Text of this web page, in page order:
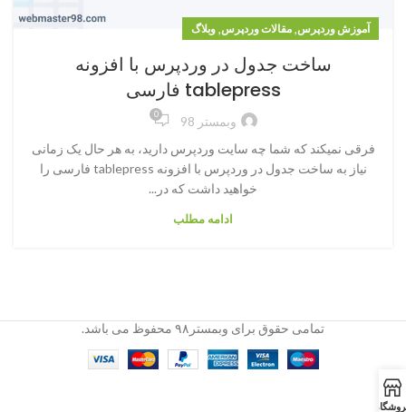
آموزش وردپرس, مقالات وردپرس, وبلاگ
ساخت جدول در وردپرس با افزونه
tablepress فارسی
وبمستر 98 0
فرقی نمیکند که شما چه سایت وردپرس دارید، به هر حال یک زمانی
نیاز به ساخت جدول در وردپرس با افزونه tablepress فارسی را
خواهید داشت که در...
ادامه مطلب
تمامی حقوق برای وبمستر۹۸ محفوظ می باشد.